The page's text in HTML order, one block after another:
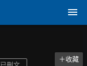
已刪文
＋收藏